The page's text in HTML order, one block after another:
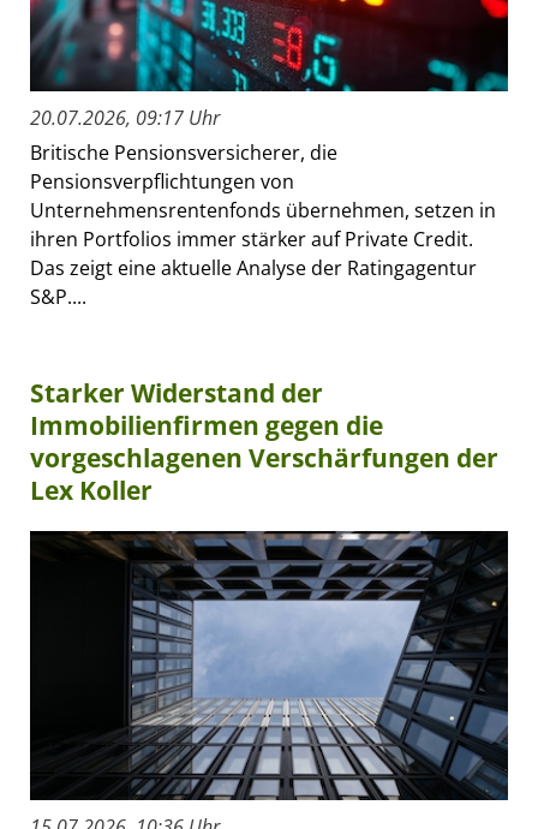
20.07.2026, 09:17 Uhr
Britische Pensionsversicherer, die
Pensionsverpflichtungen von
Unternehmensrentenfonds übernehmen, setzen in
ihren Portfolios immer stärker auf Private Credit.
Das zeigt eine aktuelle Analyse der Ratingagentur
S&P....
Starker Widerstand der
Immobilienfirmen gegen die
vorgeschlagenen Verschärfungen der
Lex Koller